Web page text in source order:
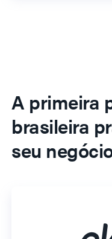
A primeira
brasileira
seu